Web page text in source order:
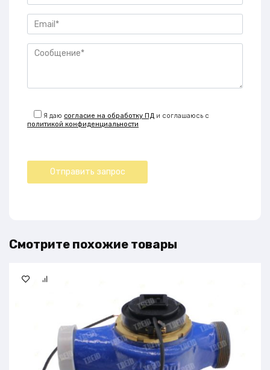
Я даюсогласие на обработку ПД и соглашаюсь с
политикой конфиденциальности
Смотрите похожие товары